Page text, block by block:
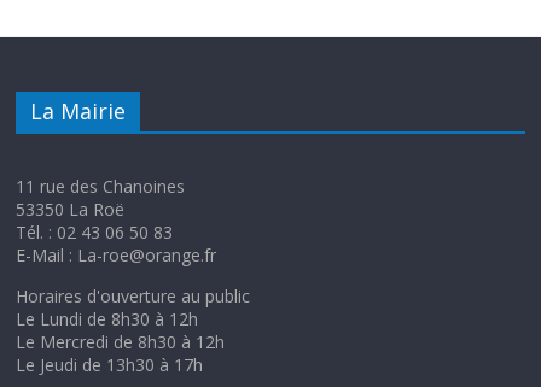
La Mairie
11 rue des Chanoines
53350 La Roë
Tél. : 02 43 06 50 83
E-Mail : La-roe@orange.fr
Horaires d'ouverture au public
Le Lundi de 8h30 à 12h
Le Mercredi de 8h30 à 12h
Le Jeudi de 13h30 à 17h